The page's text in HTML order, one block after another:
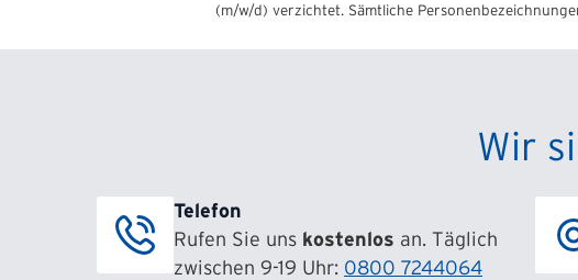
(m/w/d) verzichtet. Sämtliche
Wir
Telefon
Rufen Sie uns kostenlos an. Täglich
zwischen 9-19 Uhr: 0800 7244064